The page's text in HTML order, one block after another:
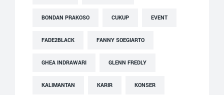
BONDAN PRAKOSO CUKUP EVENT
FADE2BLACK FANNY SOEGIARTO
GHEA INDRAWARI GLENN FREDLY
KALIMANTAN KARIR KONSER